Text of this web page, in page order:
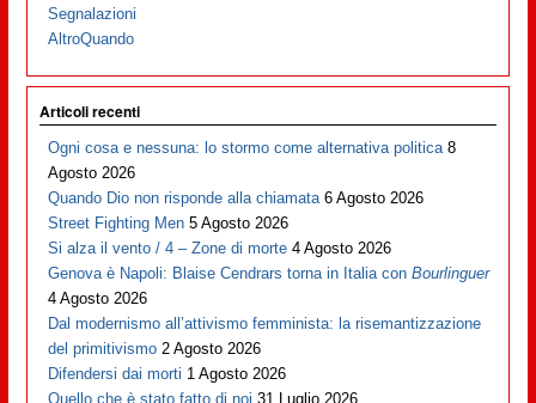
Segnalazioni
AltroQuando
Articoli recenti
Ogni cosa e nessuna: lo stormo come alternativa politica 8
Agosto 2026
Quando Dio non risponde alla chiamata 6 Agosto 2026
Street Fighting Men 5 Agosto 2026
Si alza il vento / 4 – Zone di morte 4 Agosto 2026
Genova è Napoli: Blaise Cendrars torna in Italia conBourlinguer
4 Agosto 2026
Dal modernismo all’attivismo femminista: la risemantizzazione
del primitivismo 2 Agosto 2026
Difendersi dai morti 1 Agosto 2026
Quello che è stato fatto di noi 31 Luglio 2026